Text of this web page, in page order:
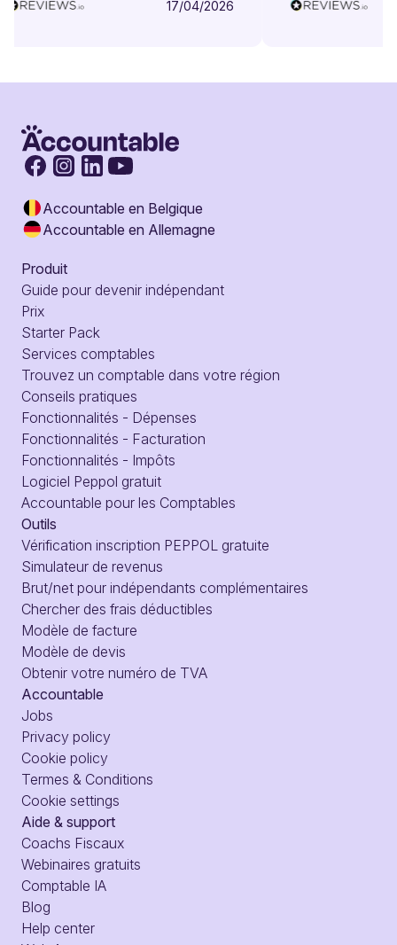
17/04/2026
Accountable en Belgique
Accountable en Allemagne
Produit
Guide pour devenir indépendant
Prix
Starter Pack
Services comptables
Trouvez un comptable dans votre région
Conseils pratiques
Fonctionnalités - Dépenses
Fonctionnalités - Facturation
Fonctionnalités - Impôts
Logiciel Peppol gratuit
Accountable pour les Comptables
Outils
Vérification inscription PEPPOL gratuite
Simulateur de revenus
Brut/net pour indépendants complémentaires
Chercher des frais déductibles
Modèle de facture
Modèle de devis
Obtenir votre numéro de TVA
Accountable
Jobs
Privacy policy
Cookie policy
Termes & Conditions
Cookie settings
Aide & support
Coachs Fiscaux
Webinaires gratuits
Comptable IA
Blog
Help center